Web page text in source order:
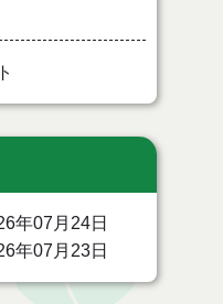
年07月24日
年07月23日